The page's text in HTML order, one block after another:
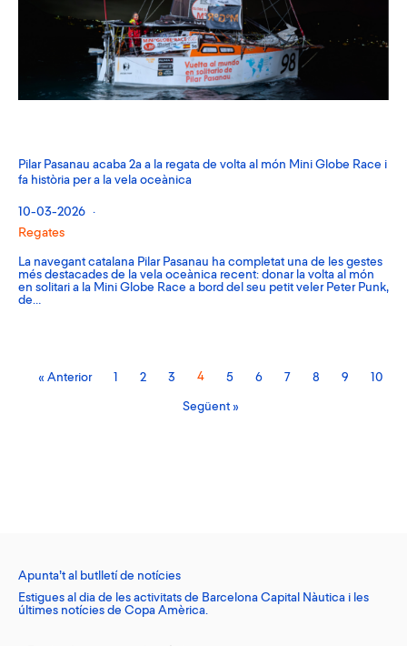
Pilar Pasanau acaba 2a a la regata de volta al món Mini Globe Race i
fa història per a la vela oceànica
10-03-2026
Regates
La navegant catalana Pilar Pasanau ha completat una de les gestes
més destacades de la vela oceànica recent: donar la volta al món
en solitari a la Mini Globe Race a bord del seu petit veler Peter Punk,
de…
« Anterior 1 2 3 4 5 6 7 8 9 10
Següent »
Apunta’t al butlletí de notícies
Estigues al dia de les activitats de Barcelona Capital Nàutica i les
últimes notícies de Copa Amèrica.